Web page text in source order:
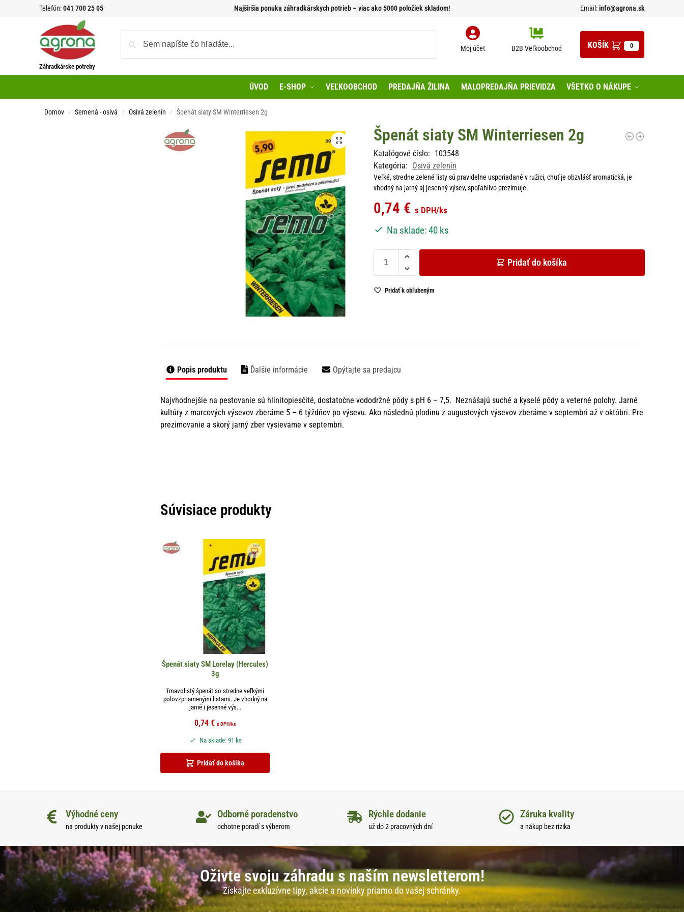
Telefón:041 700 25 05 Najširšia ponuka záhradkárskych potrieb – viac ako 5000 položiek skladom! Email:info@agrona.sk
Záhradkárske potreby
Môj účet B2B Veľkoobchod 0
ÚVOD E-SHOP VEĽKOOBCHOD PREDAJŇA ŽILINA MALOPREDAJŇA PRIEVIDZA VŠETKO O NÁKUPE
Domov / Semená - osivá / Osivá zelenín / Špenát siaty SM Winterriesen 2g
Špenát siaty SM Winterriesen 2g
Katalógové číslo: 103548
Kategória: Osivá zelenín
Veľké, stredne zelené listy sú pravidelne usporiadané v ružici, chuť je obzvlášť aromatická, je
vhodný na jarný aj jesenný výsev, spoľahlivo prezimuje.
0,74 € s DPH/ks
Na sklade: 40 ks
Pridať do košíka
Pridať k obľubeným
Popis produktu Ďalšie informácie Opýtajte sa predajcu
Najvhodnejšie na pestovanie sú hlinitopiesčité, dostatočne vododržné pôdy s pH 6 – 7,5. Neznášajú suché a kyselé pôdy a veterné polohy. Jarné
kultúry z marcových výsevov zberáme 5 – 6 týždňov po výsevu. Ako následnú plodinu z augustových výsevov zberáme v septembri až v októbri. Pre
prezimovanie a skorý jarný zber vysievame v septembri.
Súvisiace produkty
Špenát siaty SM Lorelay (Hercules)
3g
Tmavolistý špenát so stredne veľkými
polovzpriamenými listami. Je vhodný na
jarné i jesenné výs...
0,74 € s DPH/ks
Pridať do košíka
Na sklade: 91 ks
Výhodné ceny
na produkty v našej ponuke
Odborné poradenstvo
ochotne poradí s výberom
Rýchle dodanie
už do 2 pracovných dní
Záruka kvality
a nákup bez rizika
Oživte svoju záhradu s naším newsletterom!
Získajte exkluzívne tipy, akcie a novinky priamo do vašej schránky.